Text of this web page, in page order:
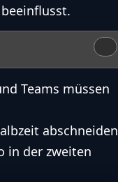
Teams müssen
abschneiden
in der zweiten